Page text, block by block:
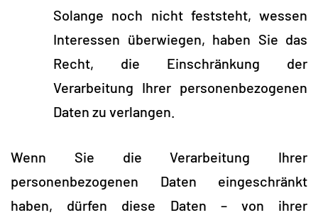
Solange noch nicht feststeht, wessen
Interessen überwiegen, haben Sie das
Recht, die Einschränkung der
Verarbeitung Ihrer personenbezogenen
Daten zu verlangen.
Wenn Sie die Verarbeitung Ihrer
personenbezogenen Daten eingeschränkt
haben, dürfen diese Daten – von ihrer